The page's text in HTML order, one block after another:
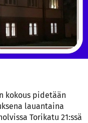
kokous pidetään
lauantaina
Torikatu 21:ssä